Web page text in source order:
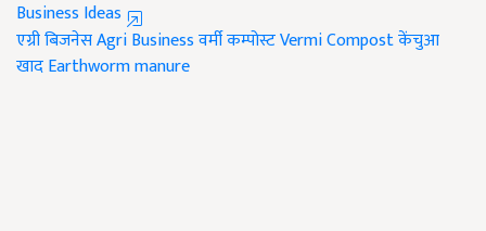
Business Ideas
एग्री बिजनेसAgri Businessवर्मी कम्पोस्टVermi Compostकेंचुआ
खादEarthworm manure